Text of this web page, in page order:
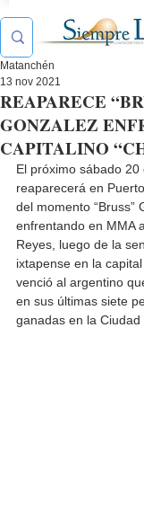
REAPARECE
GONZALEZ
CAPITALINO
Matanchén
13 nov 2021
El próximo sábado
reaparecerá en
del momento “Bruss”
enfrentando en MMA
Reyes, luego de la
ixtapense en la
venció al argentino
en sus últimas siete
ganadas en la Ciudad